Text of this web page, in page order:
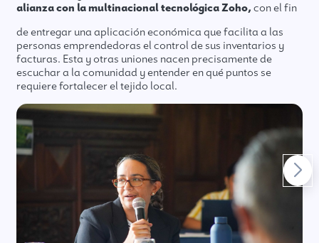
alianza con la multinacional tecnológica Zoho, con el fin
de entregar una aplicación económica que facilita a las
personas emprendedoras el control de sus inventarios y
facturas. Esta y otras uniones nacen precisamente de
escuchar a la comunidad y entender en qué puntos se
requiere fortalecer el tejido local.